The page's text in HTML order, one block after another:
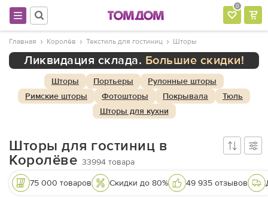
0
Главная Королёв Текстиль для гостиниц Шторы
Ликвидация склада. Большие скидки!
Шторы Портьеры
Рулонные шторы
Римские шторы
Фотошторы Покрывала
Тюль
Шторы для кухни
Шторы для гостиниц в
Королёве 33994товара
75 000 товаров Скидки до 80% 49 935 отзывов